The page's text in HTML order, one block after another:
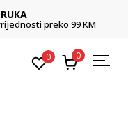
preko 99 KM
0 0